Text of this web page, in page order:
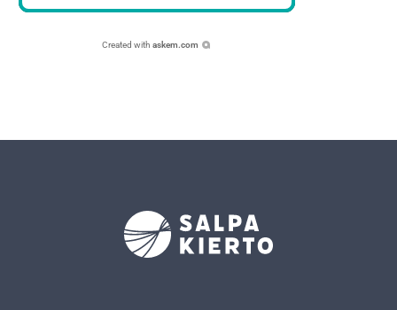
Created with askem.com